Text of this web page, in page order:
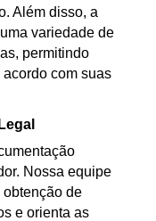
Além disso, a
variedade de
permitindo
com suas
Nossa equipe
de
e orienta as